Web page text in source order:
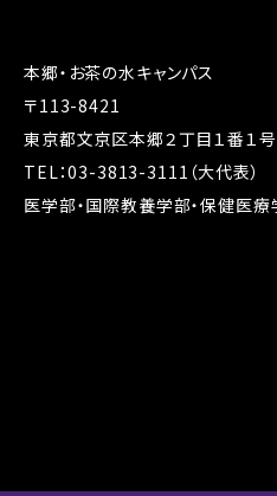
本郷・お茶の水キャンパス
〒113-8421
東京都文京区本郷２丁目１番１号
TEL：03-3813-3111（大代表）
医学部・国際教養学部・保健医